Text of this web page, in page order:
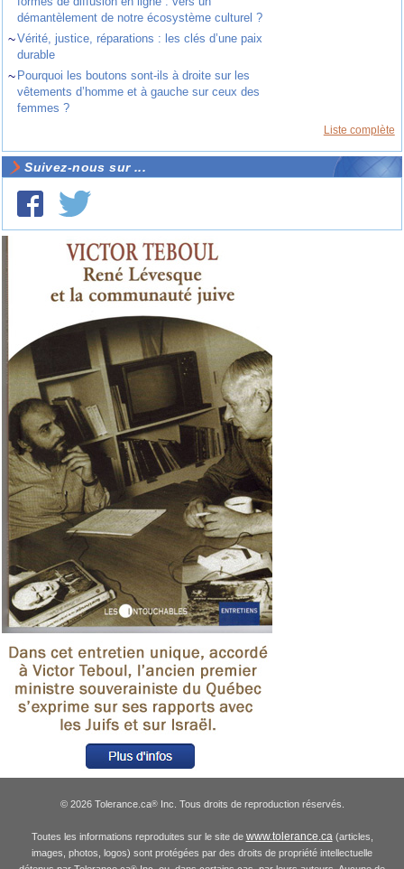
démantèlement de notre écosystème culturel ?
~Vérité, justice, réparations : les clés d’une paix
durable
~ Pourquoi les boutons sont-ils à droite sur les
vêtements d’homme et à gauche sur ceux des
femmes ?
Liste complète
Suivez-nous sur ...
© 2026 Tolerance.ca®Inc. Tous droits de reproduction réservés.
Toutes les informations reproduites sur le site de www.tolerance.ca(articles,
images, photos, logos) sont protégées par des droits de propriété intellectuelle